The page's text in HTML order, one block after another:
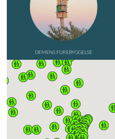
DEMENS FOREBYGGELSE